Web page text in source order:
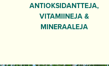
ANTIOKSIDANTTEJA,
VITAMIINEJA &
MINERAALEJA